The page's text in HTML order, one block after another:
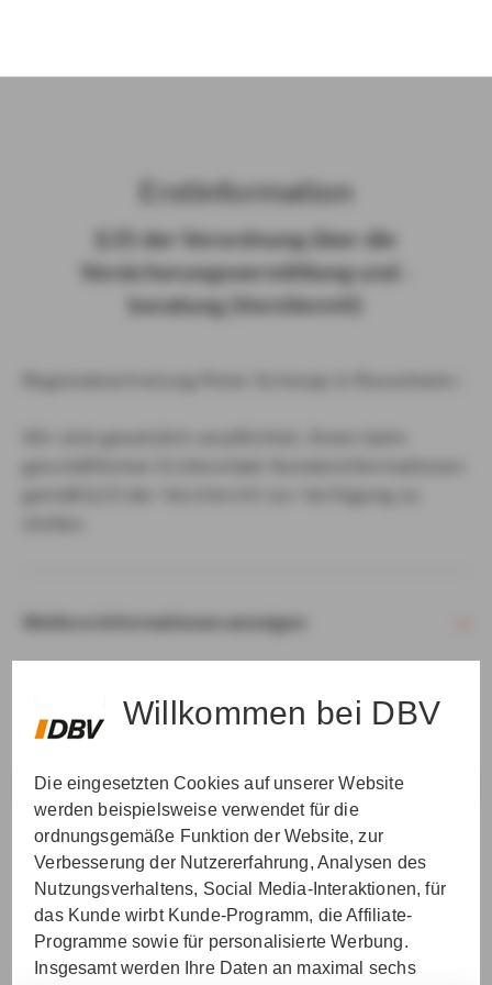
Willkommen bei DBV
Die eingesetzten Cookies auf unserer Website
werden beispielsweise verwendet für die
ordnungsgemäße Funktion der Website, zur
Verbesserung der Nutzererfahrung, Analysen des
Nutzungsverhaltens, Social Media-Interaktionen, für
das Kunde wirbt Kunde-Programm, die Affiliate-
Programme sowie für personalisierte Werbung.
Insgesamt werden Ihre Daten an maximal sechs
Erst­in­for­ma­ti­on
§ 15 der Ver­ord­nung über die
Ver­si­che­rungs­ver­mitt­lung und -​
beratung (Vers­VermV)
Weitere Informationen anzeigen
VER­STAN­DEN & WEI­TER